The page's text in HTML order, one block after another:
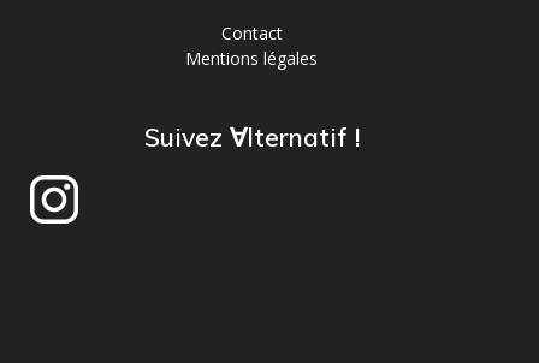
Contact
Mentions légales
Suivez ∀lternatif !